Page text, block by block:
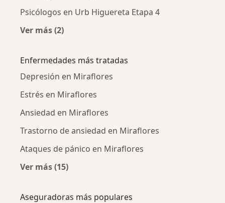
Psicólogos en Urb Higuereta Etapa 4
Ver más (2)
Enfermedades más tratadas
Depresión en Miraflores
Estrés en Miraflores
Ansiedad en Miraflores
Trastorno de ansiedad en Miraflores
Ataques de pánico en Miraflores
Ver más (15)
Aseguradoras más populares